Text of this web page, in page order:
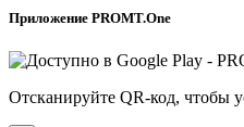
Приложение PROMT.One
Отсканируйте QR-код, чтобы